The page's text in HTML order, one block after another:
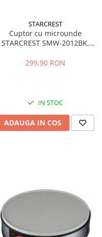
STARCREST
Cuptor cu microunde
STARCREST SMW-2012BK,
mecanic, 6 Trepte de putere,
299,90 RON
IN STOC
ADAUGA IN COS